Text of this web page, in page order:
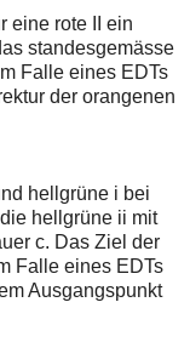
eine rote II ein
standesgemässe
Falle eines EDTs
der orangenen
hellgrüne i bei
hellgrüne ii mit
c. Das Ziel der
Falle eines EDTs
Ausgangspunkt